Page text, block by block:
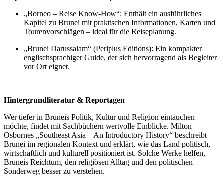
„Borneo – Reise Know-How“: Enthält ein ausführliches
Kapitel zu Brunei mit praktischen Informationen, Karten und
Tourenvorschlägen – ideal für die Reiseplanung.
„Brunei Darussalam“ (Periplus Editions): Ein kompakter
englischsprachiger Guide, der sich hervorragend als Begleiter
vor Ort eignet.
Hintergrundliteratur & Reportagen
Wer tiefer in Bruneis Politik, Kultur und Religion eintauchen
möchte, findet mit Sachbüchern wertvolle Einblicke. Milton
Osbornes „Southeast Asia – An Introductory History“ beschreibt
Brunei im regionalen Kontext und erklärt, wie das Land politisch,
wirtschaftlich und kulturell positioniert ist. Solche Werke helfen,
Bruneis Reichtum, den religiösen Alltag und den politischen
Sonderweg besser zu verstehen.